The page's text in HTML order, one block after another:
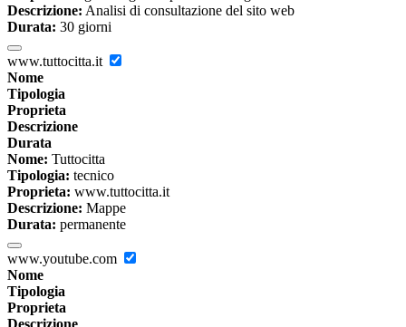
Descrizione: Analisi di consultazione del sito web
Durata: 30 giorni
www.tuttocitta.it
Nome
Tipologia
Proprieta
Descrizione
Durata
Nome: Tuttocitta
Tipologia: tecnico
Proprieta: www.tuttocitta.it
Descrizione: Mappe
Durata: permanente
www.youtube.com
Nome
Tipologia
Proprieta